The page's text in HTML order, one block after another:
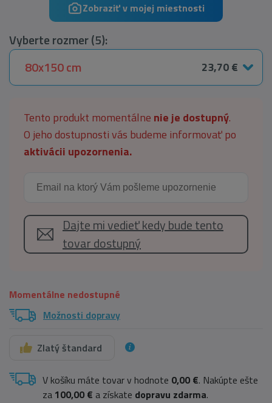
Zobraziť v mojej miestnosti
Vyberte rozmer (5):
80x150 cm
23,70 €
Tento produkt momentálne nie je dostupný.
O jeho dostupnosti vás budeme informovať po
aktivácii upozornenia.
Dajte mi vedieť kedy bude tento
tovar dostupný
Momentálne nedostupné
Možnosti dopravy
Zlatý štandard
V košíku máte tovar v hodnote 0,00 €. Nakúpte ešte
za 100,00 € a získate dopravu zdarma.